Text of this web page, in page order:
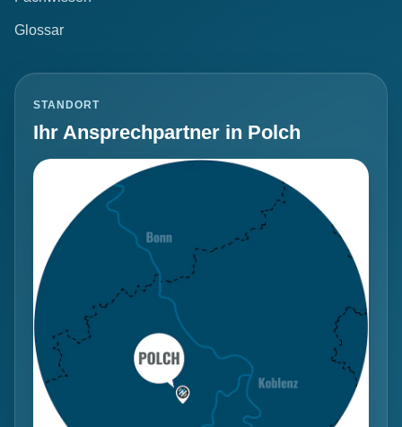
Glossar
STANDORT
Ihr Ansprechpartner in Polch